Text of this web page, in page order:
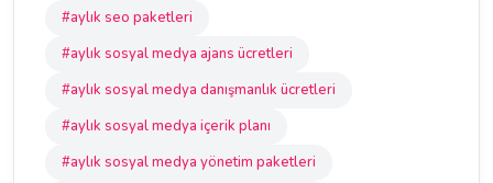
#aylık seo paketleri
#aylık sosyal medya ajans ücretleri
#aylık sosyal medya danışmanlık ücretleri
#aylık sosyal medya içerik planı
#aylık sosyal medya yönetim paketleri